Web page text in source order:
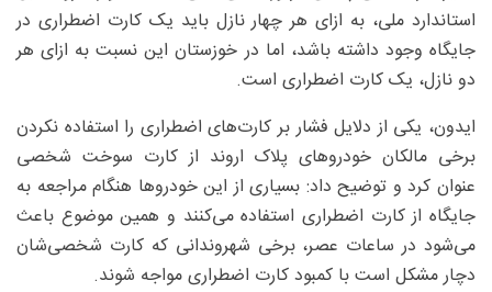
استاندارد ملی، به ازای هر چهار نازل باید یک کارت اضطراری در
جایگاه وجود داشته باشد، اما در خوزستان این نسبت به ازای هر
دو نازل، یک کارت اضطراری است.
ایدون، یکی از دلایل فشار بر کارت‌های اضطراری را استفاده نکردن
برخی مالکان خودرو‌های پلاک اروند از کارت سوخت شخصی
عنوان کرد و توضیح داد: بسیاری از این خودرو‌ها هنگام مراجعه به
جایگاه از کارت اضطراری استفاده می‌کنند و همین موضوع باعث
می‌شود در ساعات عصر، برخی شهروندانی که کارت شخصی‌شان
دچار مشکل است با کمبود کارت اضطراری مواجه شوند.